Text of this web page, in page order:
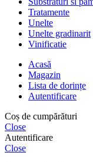
Tratamente
Unelte
Unelte gradinarit
Vinificatie
Acasă
Magazin
Lista de dorințe
Autentificare
Coș de cumpărături
Close
Autentificare
Close